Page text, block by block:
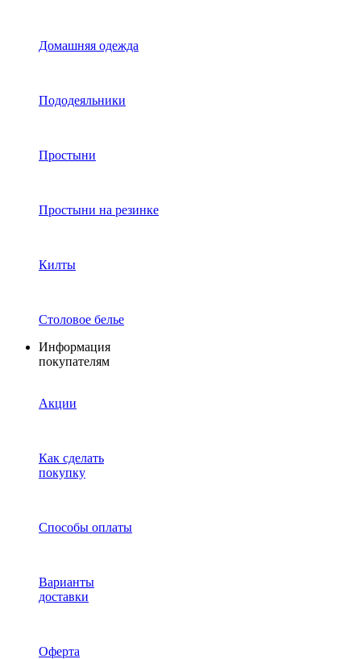
Домашняя одежда
Пододеяльники
Простыни
Простыни на резинке
Килты
Столовое белье
Информация
покупателям
Акции
Как сделать
покупку
Способы оплаты
Варианты
доставки
Оферта